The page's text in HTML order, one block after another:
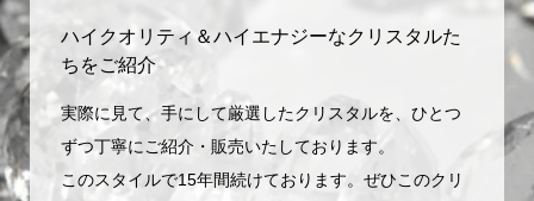
ハイクオリティ＆ハイエナジーなクリスタルた
ちをご紹介
実際に見て、手にして厳選したクリスタルを、ひとつ
ずつ丁寧にご紹介・販売いたしております。
このスタイルで15年間続けております。ぜひこのクリ